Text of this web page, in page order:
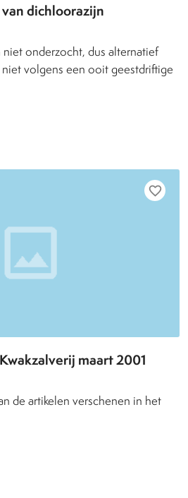
dichloorazijn
onderzocht, dus alternatief
volgens een ooit geestdriftige
favorite_border
maart 2001
de artikelen verschenen in het